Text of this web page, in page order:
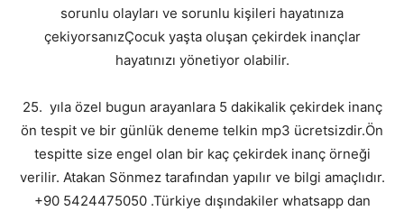
sorunlu olayları ve sorunlu kişileri hayatınıza
çekiyorsanızÇocuk yaşta oluşan çekirdek inançlar
hayatınızı yönetiyor olabilir.
25. yıla özel bugun arayanlara 5 dakikalik çekirdek inanç
ön tespit ve bir günlük deneme telkin mp3 ücretsizdir.Ön
tespitte size engel olan bir kaç çekirdek inanç örneği
verilir. Atakan Sönmez tarafından yapılır ve bilgi amaçlıdır.
+90 5424475050 .Türkiye dışındakiler whatsapp dan